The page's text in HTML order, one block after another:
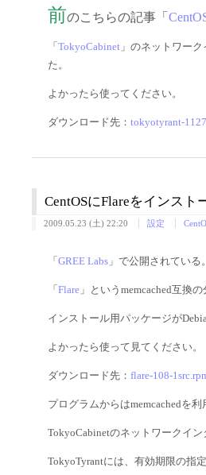
前のこちらの記事「
「TokyoCabinet 」のネットワー
た。
よかったら使ってください。
ダウンロード先：tokyotyrant-
CentOSにFlareをインスト
2009.05.23 (土) 22:20 設定
「GREE Labs 」で公開されている。
「Flare 」というmemcached互換
インストール用パッケージが
よかったら使って見てください。
ダウンロード先：flare-108-
プログラムからはmemcachedを
TokyoCabinetのネットワークイ
TokyoTyrantには、有効期限の指